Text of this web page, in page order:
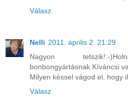
Válasz
Nelli 2011. április 2. 21:29
Nagyon tetszik!:-
bonbongyártásnak.Kíváncsi
Milyen késsel vágod el, hogy
Válasz